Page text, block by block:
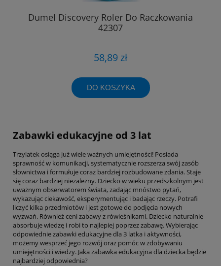
Dumel Discovery Roler Do Raczkowania
42307
58,89 zł
DO KOSZYKA
Zabawki edukacyjne od 3 lat
Trzylatek osiąga już wiele ważnych umiejętności! Posiada
sprawność w komunikacji, systematycznie rozszerza swój zasób
słownictwa i formułuje coraz bardziej rozbudowane zdania. Staje
się coraz bardziej niezależny. Dziecko w wieku przedszkolnym jest
uważnym obserwatorem świata, zadając mnóstwo pytań,
wykazując ciekawość, eksperymentując i badając rzeczy. Potrafi
liczyć kilka przedmiotów i jest gotowe do podjęcia nowych
wyzwań. Również ceni zabawy z rówieśnikami. Dziecko naturalnie
absorbuje wiedzę i robi to najlepiej poprzez zabawę. Wybierając
odpowiednie zabawki edukacyjne dla 3 latka i aktywności,
możemy wesprzeć jego rozwój oraz pomóc w zdobywaniu
umiejętności i wiedzy. Jaka zabawka edukacyjna dla dziecka będzie
najbardziej odpowiednia?